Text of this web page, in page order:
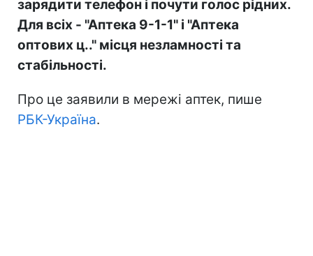
зарядити телефон і почути голос рідних.
Для всіх - "Аптека 9-1-1" і "Аптека
оптових ц.." місця незламності та
стабільності.
Про це заявили в мережі аптек, пише
РБК-Україна.